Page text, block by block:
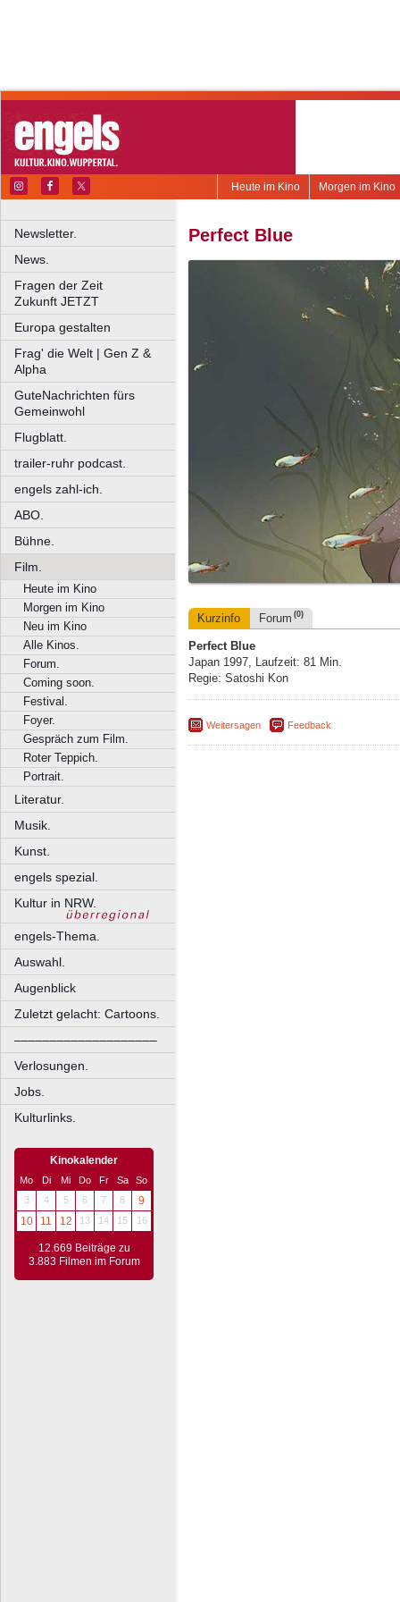
Morgen im Kino
Heute im Kino
Newsletter.
News.
Fragen der Zeit
Zukunft JETZT
Europa gestalten
Frag' die Welt | Gen Z &
Alpha
GuteNachrichten fürs
Gemeinwohl
Flugblatt.
trailer-ruhr podcast.
engels zahl-ich.
ABO.
Bühne.
Film.
Heute im Kino
Morgen im Kino
Neu im Kino
Alle Kinos.
Forum.
Coming soon.
Festival.
Foyer.
Gespräch zum Film.
Roter Teppich.
Portrait.
Literatur.
Musik.
Kunst.
engels spezial.
Kultur in NRW.
engels-Thema.
Auswahl.
Augenblick
Zuletzt gelacht: Cartoons.
––––––––––––––––––––
Verlosungen.
Jobs.
Kulturlinks.
Kinokalender
Mo Di Mi Do Fr Sa
So
3
4 5 6 7 8
9
10
11 12 13 14 15 16
12.669 Beiträge zu
3.883 Filmen im Forum
Perfect Blue
Kurzinfo Forum (0)
Perfect Blue
Japan 1997, Laufzeit: 81 Min.
Regie: Satoshi Kon
Weitersagen Feedback